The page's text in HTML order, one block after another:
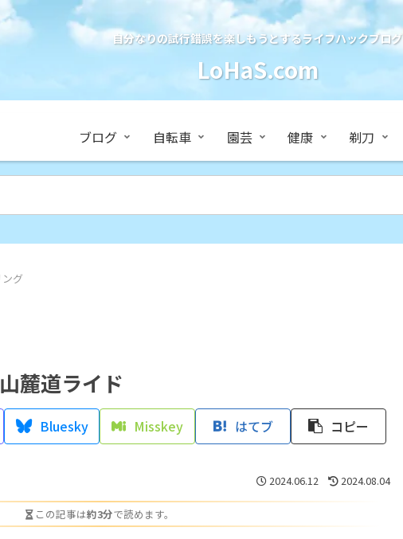
自分なりの試行錯誤を楽しもうとするライフハックブログ
LoHaS.com
ブログ 自転車 園芸 健康 剃刀
グ
麓道ライド
Bluesky Misskey はてブ コピー
2024.06.12 2024.08.04
この記事は約3分で読めます。